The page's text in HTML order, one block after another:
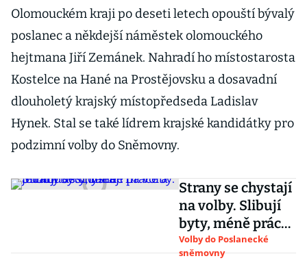
Olomouckém kraji po deseti letech opouští bývalý
poslanec a někdejší náměstek olomouckého
hejtmana Jiří Zemánek. Nahradí ho místostarosta
Kostelce na Hané na Prostějovsku a dosavadní
dlouholetý krajský místopředseda Ladislav
Hynek. Stal se také lídrem krajské kandidátky pro
podzimní volby do Sněmovny.
Strany se chystají
na volby. Slibují
byty, méně práce
a jednodušší
daně
Volby do Poslanecké
sněmovny